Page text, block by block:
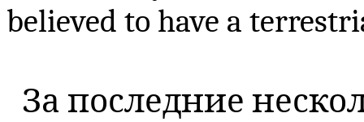
believed to have a
За последние